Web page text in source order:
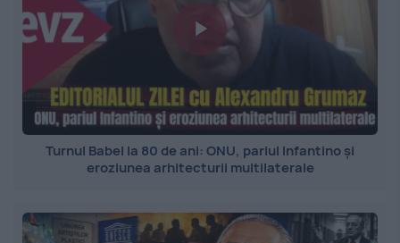
Turnul Babel la 80 de ani: ONU, pariul Infantino și
eroziunea arhitecturii multilaterale